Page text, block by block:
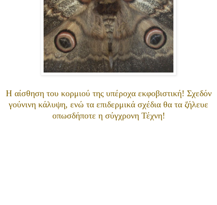
Η αίσθηση του κορμιού της υπέροχα εκφοβιστική! Σχεδόν
γούνινη κάλυψη, ενώ τα επιδερμικά σχέδια θα τα ζήλευε
οπωσδήποτε η σύγχρονη Τέχνη!